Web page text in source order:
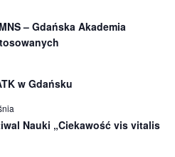
– Gdańska Akademia
w Gdańsku
Nauki „Ciekawość vis vitalis